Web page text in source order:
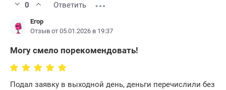
0
Ответить
Егор
Отзыв от 05.01.2026 в 19:37
Могу смело порекомендовать!
Подал заявку в выходной день, деньги перечислили без